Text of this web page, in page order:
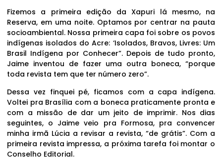
Fizemos a primeira edição da Xapuri lá mesmo, na
Reserva, em uma noite. Optamos por centrar na pauta
socioambiental. Nossa primeira capa foi sobre os povos
indígenas isolados do Acre: ‘Isolados, Bravos, Livres: Um
Brasil Indígena por Conhecer”. Depois de tudo pronto,
Jaime inventou de fazer uma outra boneca, “porque
toda revista tem que ter número zero”.
Dessa vez finquei pé, ficamos com a capa indígena.
Voltei pra Brasília com a boneca praticamente pronta e
com a missão de dar um jeito de imprimir. Nos dias
seguintes, o Jaime veio pra Formosa, pra convencer
minha irmã Lúcia a revisar a revista, “de grátis”. Com a
primeira revista impressa, a próxima tarefa foi montar o
Conselho Editorial.